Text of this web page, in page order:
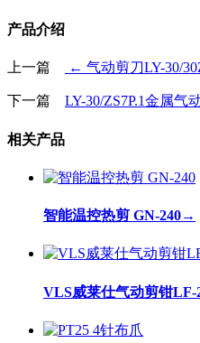
产品介绍
上一篇 ← 气动剪刀LY-30/
下一篇 LY-30/ZS7P.1金属
相关产品
智能温控热剪 GN-240→
VLS威莱仕气动剪钳LF-